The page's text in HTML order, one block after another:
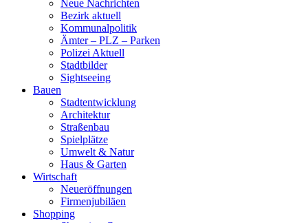
Neue Nachrichten
Bezirk aktuell
Kommunalpolitik
Ämter – PLZ – Parken
Polizei Aktuell
Stadtbilder
Sightseeing
Bauen
Stadtentwicklung
Architektur
Straßenbau
Spielplätze
Umwelt & Natur
Haus & Garten
Wirtschaft
Neueröffnungen
Firmenjubiläen
Shopping